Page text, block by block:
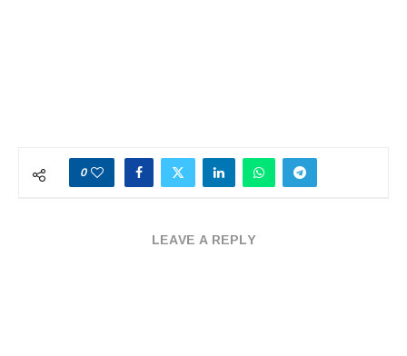
0
LEAVE A REPLY